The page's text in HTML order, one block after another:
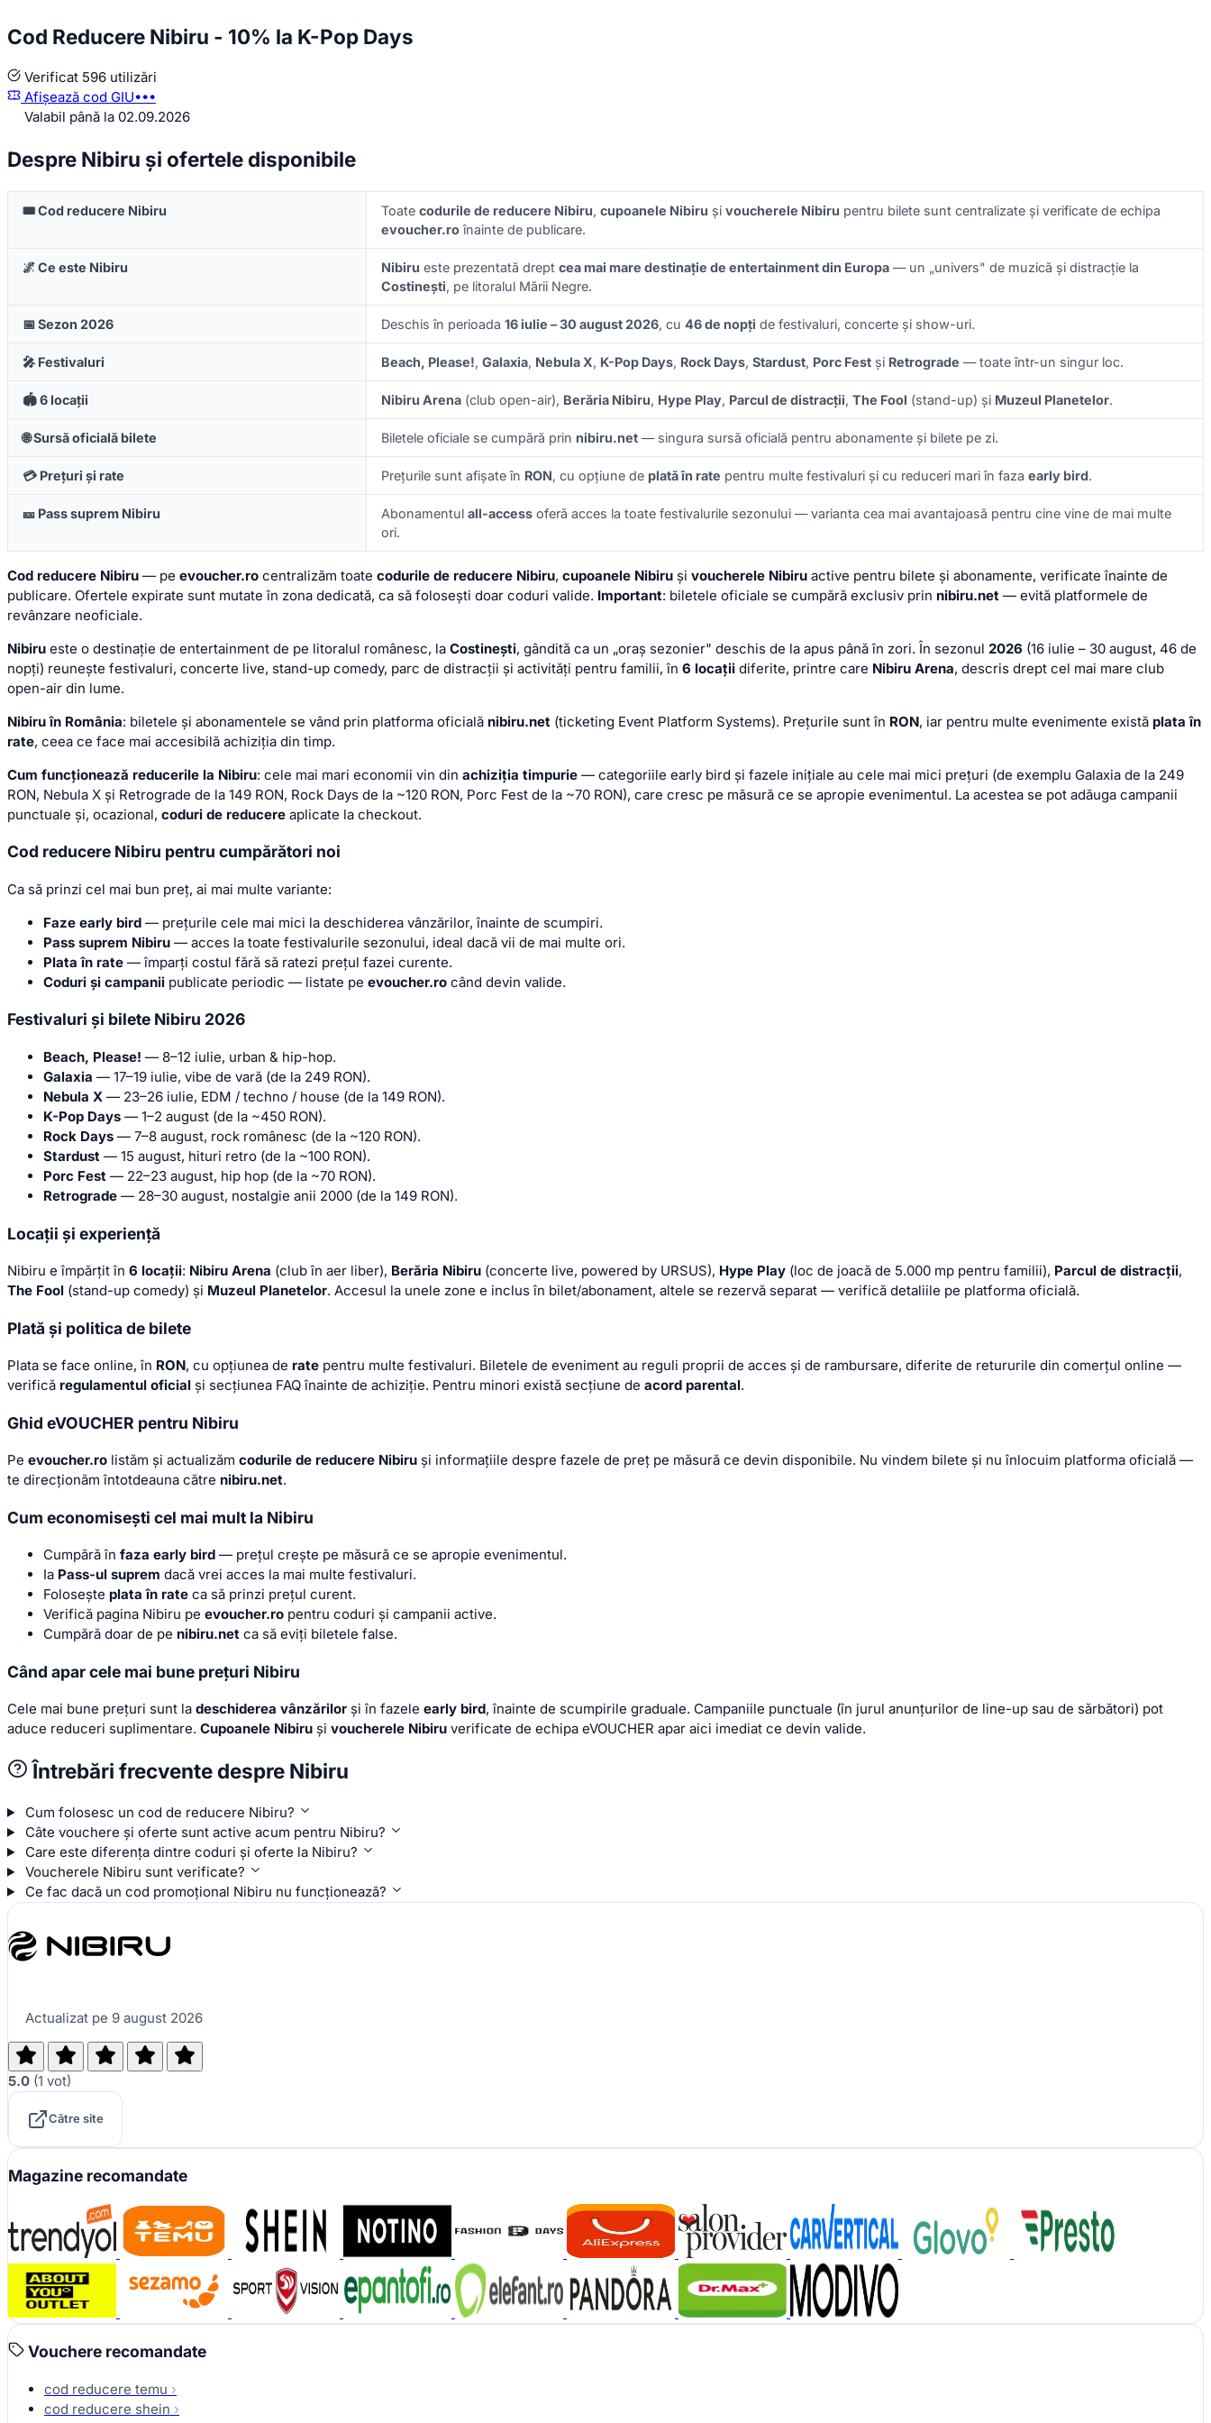
Cod Reducere Nibiru - 10% la K-Pop Days
Verificat 596 utilizări
Afișează cod GIU•••
Valabil până la 02.09.2026
Despre Nibiru și ofertele disponibile
🎟️ Cod reducere Nibiru Toate codurile de reducere Nibiru, cupoanele Nibiru și voucherele Nibiru pentru bilete sunt centralizate și verificate de echipa
evoucher.roînainte de publicare.
🌌 Ce este Nibiru Nibiru este prezentată drept cea mai mare destinație de entertainment din Europa — un „univers" de muzică și distracție la
Costinești, pe litoralul Mării Negre.
📅 Sezon 2026 Deschis în perioada 16 iulie – 30 august 2026, cu 46 de nopți de festivaluri, concerte și show-uri.
🎤 Festivaluri Beach, Please!, Galaxia, Nebula X, K-Pop Days, Rock Days, Stardust, Porc Fest și Retrograde — toate într-un singur loc.
🏟️ 6 locații Nibiru Arena (club open-air), Berăria Nibiru, Hype Play, Parcul de distracții, The Fool (stand-up) și Muzeul Planetelor.
🌐 Sursă oficială bilete Biletele oficiale se cumpără prin nibiru.net — singura sursă oficială pentru abonamente și bilete pe zi.
💳 Prețuri și rate Prețurile sunt afișate în RON, cu opțiune de plată în rate pentru multe festivaluri și cu reduceri mari în faza early bird.
🎫 Pass suprem Nibiru Abonamentul all-access oferă acces la toate festivalurile sezonului — varianta cea mai avantajoasă pentru cine vine de mai multe
ori.
Cod reducere Nibiru — pe evoucher.ro centralizăm toate codurile de reducere Nibiru, cupoanele Nibiru și voucherele Nibiru active pentru bilete și abonamente, verificate înainte de
publicare. Ofertele expirate sunt mutate în zona dedicată, ca să folosești doar coduri valide. Important: biletele oficiale se cumpără exclusiv prin nibiru.net — evită platformele de
revânzare neoficiale.
Nibiru este o destinație de entertainment de pe litoralul românesc, la Costinești, gândită ca un „oraș sezonier" deschis de la apus până în zori. În sezonul 2026 (16 iulie – 30 august, 46 de
nopți) reunește festivaluri, concerte live, stand-up comedy, parc de distracții și activități pentru familii, în 6 locații diferite, printre care Nibiru Arena, descris drept cel mai mare club
open-air din lume.
Nibiru în România: biletele și abonamentele se vând prin platforma oficială nibiru.net (ticketing Event Platform Systems). Prețurile sunt în RON, iar pentru multe evenimente există plata în
rate, ceea ce face mai accesibilă achiziția din timp.
Cum funcționează reducerile la Nibiru: cele mai mari economii vin din achiziția timpurie — categoriile early bird și fazele inițiale au cele mai mici prețuri (de exemplu Galaxia de la 249
RON, Nebula X și Retrograde de la 149 RON, Rock Days de la ~120 RON, Porc Fest de la ~70 RON), care cresc pe măsură ce se apropie evenimentul. La acestea se pot adăuga campanii
punctuale și, ocazional, coduri de reducere aplicate la checkout.
Cod reducere Nibiru pentru cumpărători noi
Ca să prinzi cel mai bun preț, ai mai multe variante:
Faze early bird — prețurile cele mai mici la deschiderea vânzărilor, înainte de scumpiri.
Pass suprem Nibiru — acces la toate festivalurile sezonului, ideal dacă vii de mai multe ori.
Plata în rate — împarți costul fără să ratezi prețul fazei curente.
Coduri și campanii publicate periodic — listate pe evoucher.ro când devin valide.
Festivaluri și bilete Nibiru 2026
Beach, Please! — 8–12 iulie, urban & hip-hop.
Galaxia — 17–19 iulie, vibe de vară (de la 249 RON).
Nebula X — 23–26 iulie, EDM / techno / house (de la 149 RON).
K-Pop Days — 1–2 august (de la ~450 RON).
Rock Days — 7–8 august, rock românesc (de la ~120 RON).
Stardust — 15 august, hituri retro (de la ~100 RON).
Porc Fest — 22–23 august, hip hop (de la ~70 RON).
Retrograde — 28–30 august, nostalgie anii 2000 (de la 149 RON).
Locații și experiență
Nibiru e împărțit în 6 locații: Nibiru Arena (club în aer liber), Berăria Nibiru (concerte live, powered by URSUS), Hype Play (loc de joacă de 5.000 mp pentru familii), Parcul de distracții,
The Fool (stand-up comedy) și Muzeul Planetelor. Accesul la unele zone e inclus în bilet/abonament, altele se rezervă separat — verifică detaliile pe platforma oficială.
Plată și politica de bilete
Plata se face online, în RON, cu opțiunea de rate pentru multe festivaluri. Biletele de eveniment au reguli proprii de acces și de rambursare, diferite de retururile din comerțul online —
verifică regulamentul oficial și secțiunea FAQ înainte de achiziție. Pentru minori există secțiune de acord parental.
Ghid eVOUCHER pentru Nibiru
Pe evoucher.ro listăm și actualizăm codurile de reducere Nibiru și informațiile despre fazele de preț pe măsură ce devin disponibile. Nu vindem bilete și nu înlocuim platforma oficială —
te direcționăm întotdeauna către nibiru.net.
Cum economisești cel mai mult la Nibiru
Cumpără în faza early bird — prețul crește pe măsură ce se apropie evenimentul.
Ia Pass-ul suprem dacă vrei acces la mai multe festivaluri.
Folosește plata în rate ca să prinzi prețul curent.
Verifică pagina Nibiru pe evoucher.ro pentru coduri și campanii active.
Cumpără doar de pe nibiru.net ca să eviți biletele false.
Când apar cele mai bune prețuri Nibiru
Cele mai bune prețuri sunt la deschiderea vânzărilor și în fazele early bird, înainte de scumpirile graduale. Campaniile punctuale (în jurul anunțurilor de line-up sau de sărbători) pot
aduce reduceri suplimentare. Cupoanele Nibiru și voucherele Nibiru verificate de echipa eVOUCHER apar aici imediat ce devin valide.
Întrebări frecvente despre Nibiru
Cum folosesc un cod de reducere Nibiru?
Câte vouchere și oferte sunt active acum pentru Nibiru?
Care este diferența dintre coduri și oferte la Nibiru?
Voucherele Nibiru sunt verificate?
Ce fac dacă un cod promoțional Nibiru nu funcționează?
Actualizat pe 9 august 2026
5.0 (1 vot)
Către site
Magazine recomandate
Vouchere recomandate
cod reducere temu ›
cod reducere shein ›